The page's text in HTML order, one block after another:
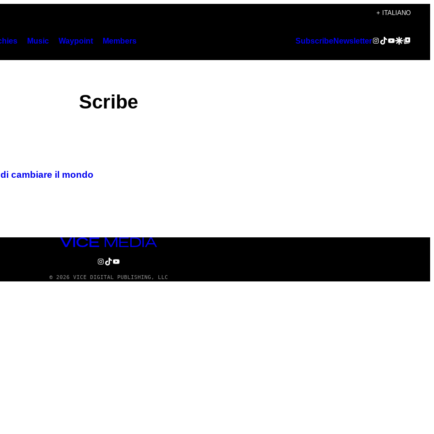
+ ITALIANO
Music Waypoint Members SubscribeNewsletterInstagram
TikTok
YouTube
Google Discover
Google Top Posts
Scribe
cambiare il mondo
VICE
INSTAGRAM
TIKTOK
YOUTUBE
© 2026 VICE DIGITAL PUBLISHING, LLC